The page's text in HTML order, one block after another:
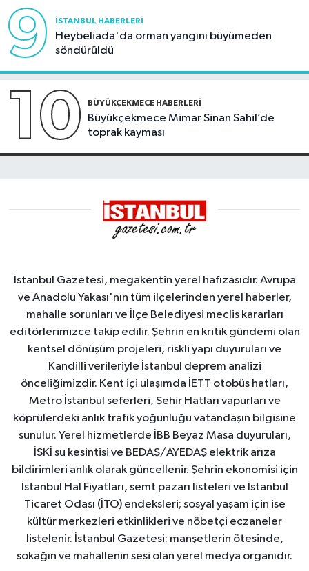
9 İSTANBUL HABERLERI
Heybeliada'da orman yangını büyümeden
söndürüldü
10 BÜYÜKÇEKMECE HABERLERI
Büyükçekmece Mimar Sinan Sahil’de
toprak kayması
İstanbul Gazetesi, megakentin yerel hafızasıdır. Avrupa
ve Anadolu Yakası'nın tüm ilçelerinden yerel haberler,
mahalle sorunları ve İlçe Belediyesi meclis kararları
editörlerimizce takip edilir. Şehrin en kritik gündemi olan
kentsel dönüşüm projeleri, riskli yapı duyuruları ve
Kandilli verileriyle İstanbul deprem analizi
önceliğimizdir. Kent içi ulaşımda İETT otobüs hatları,
Metro İstanbul seferleri, Şehir Hatları vapurları ve
köprülerdeki anlık trafik yoğunluğu vatandaşın bilgisine
sunulur. Yerel hizmetlerde İBB Beyaz Masa duyuruları,
İSKİ su kesintisi ve BEDAŞ/AYEDAŞ elektrik arıza
bildirimleri anlık olarak güncellenir. Şehrin ekonomisi için
İstanbul Hal Fiyatları, semt pazarı listeleri ve İstanbul
Ticaret Odası (İTO) endeksleri; sosyal yaşam için ise
kültür merkezleri etkinlikleri ve nöbetçi eczaneler
listelenir. İstanbul Gazetesi; manşetlerin ötesinde,
sokağın ve mahallenin sesi olan yerel medya organıdır.